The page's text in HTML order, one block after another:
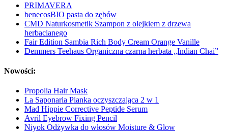
PRIMAVERA
benecosBIO pasta do zębów
CMD Naturkosmetik Szampon z olejkiem z drzewa
herbacianego
Fair Edition Sambia Rich Body Cream Orange Vanille
Demmers Teehaus Organiczna czarna herbata „Indian Chai”
Nowości:
Propolia Hair Mask
La Saponaria Pianka oczyszczająca 2 w 1
Mad Hippie Corrective Peptide Serum
Avril Eyebrow Fixing Pencil
Niyok Odżywka do włosów Moisture & Glow